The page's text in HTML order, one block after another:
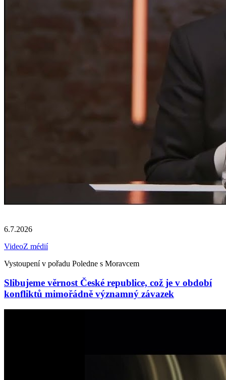
6.7.2026
VideoZ médií
Vystoupení v pořadu Poledne s Moravcem
Slibujeme věrnost České republice, což je v období
konfliktů mimořádně významný závazek